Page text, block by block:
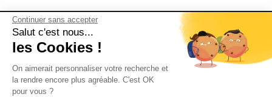
Continuer sans accepter
Salut c'est nous...
les Cookies !
On aimerait personnaliser votre recherche et
la rendre encore plus agréable. C'est OK
pour vous ?
Plan de site
Mentions légales